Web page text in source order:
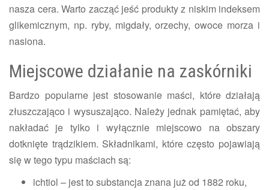
nasza cera. Warto zacząć jeść produkty z niskim indeksem
glikemicznym, np. ryby, migdały, orzechy, owoce morza i
nasiona.
Miejscowe działanie na zaskórniki
Bardzo popularne jest stosowanie maści, które działają
złuszczająco i wysuszająco. Należy jednak pamiętać, aby
nakładać je tylko i wyłącznie miejscowo na obszary
dotknięte trądzikiem. Składnikami, które często pojawiają
się w tego typu maściach są:
ichtiol – jest to substancja znana już od 1882 roku,